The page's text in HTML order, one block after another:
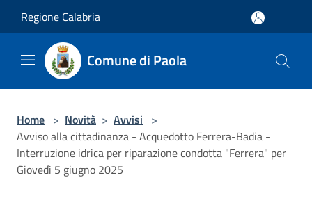
Regione Calabria
Comune di Paola
Home > Novità > Avvisi >
Avviso alla cittadinanza - Acquedotto Ferrera-Badia -
Interruzione idrica per riparazione condotta "Ferrera" per
Giovedì 5 giugno 2025